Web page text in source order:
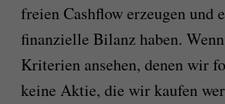
freien Cashflow erzeugen und
finanzielle Bilanz haben.
Kriterien ansehen, denen wir
keine Aktie, die wir kaufen